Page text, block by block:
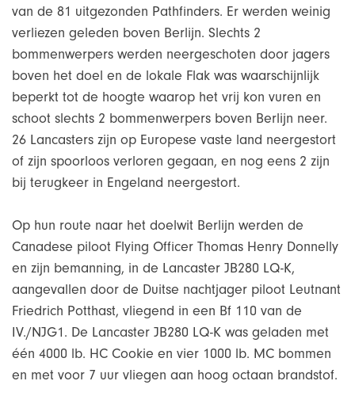
van de 81 uitgezonden Pathfinders. Er werden weinig
verliezen geleden boven Berlijn. Slechts 2
bommenwerpers werden neergeschoten door jagers
boven het doel en de lokale Flak was waarschijnlijk
beperkt tot de hoogte waarop het vrij kon vuren en
schoot slechts 2 bommenwerpers boven Berlijn neer.
26 Lancasters zijn op Europese vaste land neergestort
of zijn spoorloos verloren gegaan, en nog eens 2 zijn
bij terugkeer in Engeland neergestort.
Op hun route naar het doelwit Berlijn werden de
Canadese piloot Flying Officer Thomas Henry Donnelly
en zijn bemanning, in de Lancaster JB280 LQ-K,
aangevallen door de Duitse nachtjager piloot Leutnant
Friedrich Potthast, vliegend in een Bf 110 van de
IV./NJG1. De Lancaster JB280 LQ-K was geladen met
één 4000 lb. HC Cookie en vier 1000 lb. MC bommen
en met voor 7 uur vliegen aan hoog octaan brandstof.